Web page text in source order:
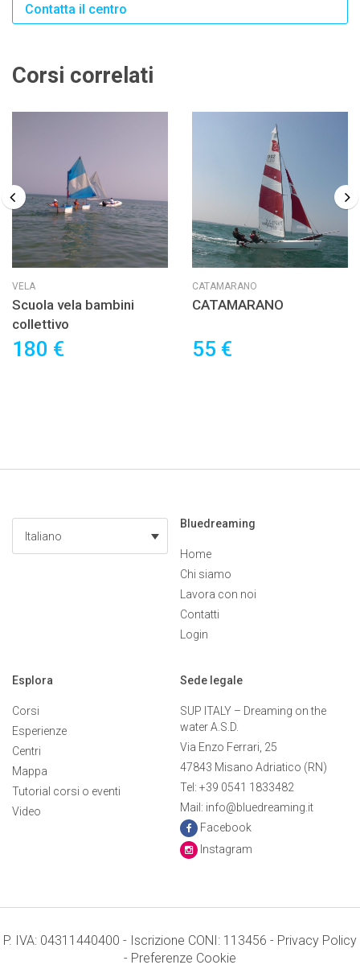
Contatta il centro
Corsi correlati
VELA
Scuola vela bambini
collettivo
180 €
CATAMARANO
CATAMARANO
55 €
Italiano
Bluedreaming
Home
Chi siamo
Lavora con noi
Contatti
Login
Esplora
Corsi
Esperienze
Centri
Mappa
Tutorial corsi o eventi
Video
Sede legale
SUP ITALY – Dreaming on the
water A.S.D.
Via Enzo Ferrari, 25
47843 Misano Adriatico (RN)
Tel: +39 0541 1833482
Mail: info@bluedreaming.it
Facebook
Instagram
P. IVA: 04311440400 - Iscrizione CONI: 113456 - Privacy Policy
- Preferenze Cookie